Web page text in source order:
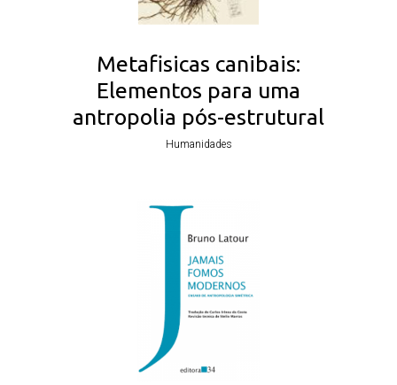
Metafisicas canibais:
Elementos para uma
antropolia pós-estrutural
Humanidades